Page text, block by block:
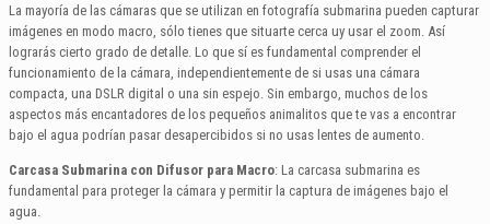
La mayoría de las cámaras que se utilizan en fotografía submarina pueden capturar
imágenes en modo macro, sólo tienes que situarte cerca uy usar el zoom. Así
lograrás cierto grado de detalle. Lo que sí es fundamental comprender el
funcionamiento de la cámara, independientemente de si usas una cámara
compacta, una DSLR digital o una sin espejo. Sin embargo, muchos de los
aspectos más encantadores de los pequeños animalitos que te vas a encontrar
bajo el agua podrían pasar desapercibidos si no usas lentes de aumento.
Carcasa Submarina con Difusor para Macro: La carcasa submarina es
fundamental para proteger la cámara y permitir la captura de imágenes bajo el
agua.